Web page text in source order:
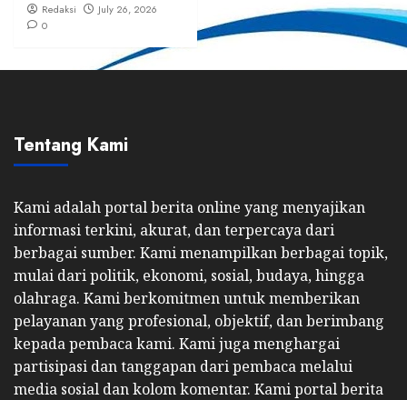
Redaksi
July 26, 2026
0
Tentang Kami
Kami adalah portal berita online yang menyajikan
informasi terkini, akurat, dan terpercaya dari
berbagai sumber. Kami menampilkan berbagai topik,
mulai dari politik, ekonomi, sosial, budaya, hingga
olahraga. Kami berkomitmen untuk memberikan
pelayanan yang profesional, objektif, dan berimbang
kepada pembaca kami. Kami juga menghargai
partisipasi dan tanggapan dari pembaca melalui
media sosial dan kolom komentar. Kami portal berita